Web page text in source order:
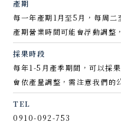
產期
每一年產期1月至5月，每周
產期營業時間可能會浮動調整
採果時段
每年1-5月產季期間，可以採
會依產量調整，需注意我們的
TEL
0910-092-753